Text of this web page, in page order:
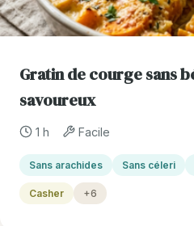
Gratin de courge sans
savoureux
1 h Facile
Sans arachides Sans céleri
Casher +6